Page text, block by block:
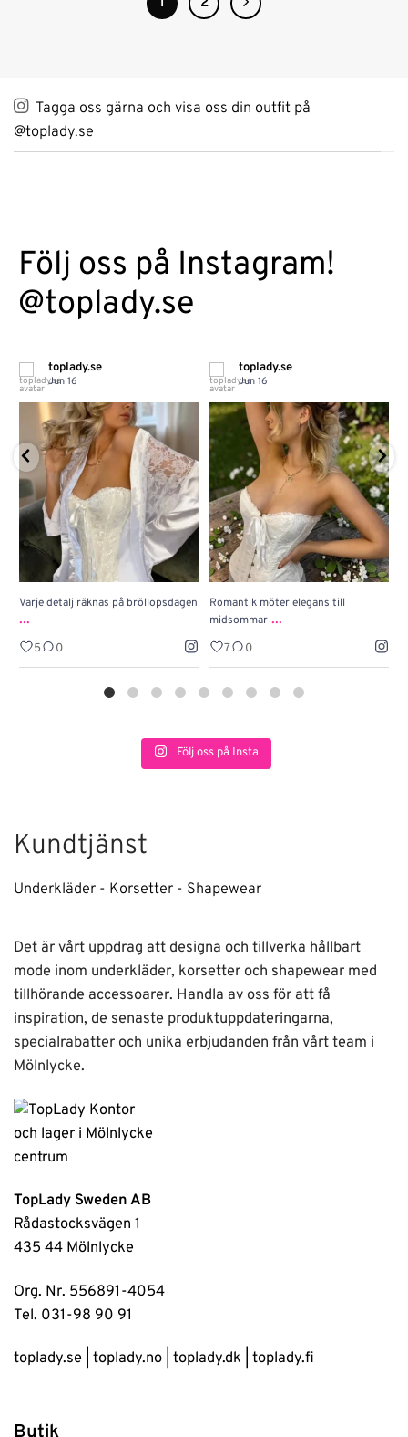
Tagga oss gärna och visa oss din outfit på
@toplady.se
Följ oss på Instagram!
@toplady.se
toplady.se
Jun 16
Varje detalj räknas på bröllopsdagen
...
5 0
toplady.se
Jun 16
Romantik möter elegans till
midsommar ...
7 0
Följ oss på Insta
Kundtjänst
Underkläder - Korsetter - Shapewear
Det är vårt uppdrag att designa och tillverka hållbart
mode inom underkläder, korsetter och shapewear med
tillhörande accessoarer. Handla av oss för att få
inspiration, de senaste produktuppdateringarna,
specialrabatter och unika erbjudanden från vårt team i
Mölnlycke.
TopLady Sweden AB
Rådastocksvägen 1
435 44 Mölnlycke
Org. Nr. 556891-4054
Tel. 031-98 90 91
toplady.se toplady.no toplady.dk toplady.fi
Butik